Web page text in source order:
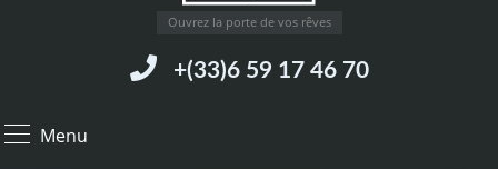
Ouvrez la porte de vos rêves
+(33)6 59 17 46 70
Menu